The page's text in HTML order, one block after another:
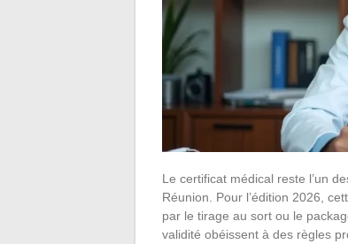
Le certificat médical reste l’un
Réunion. Pour l’édition 2026,
par le tirage au sort ou le
validité obéissent à des règles